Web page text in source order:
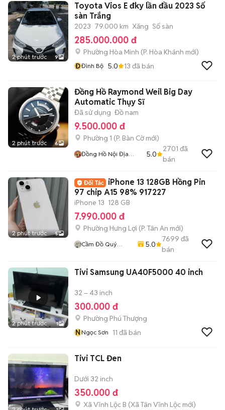
2 phút trước 9
Toyota Vios E đky lần đầu 2023 Số
sàn Trắng
2023 79.000 km Xăng Số sàn
285.000.000 đ
Phường Hòa Minh (P. Hòa Khánh mới)
ĐĐình Bộ 5.0 13 đã bán
2 phút trước 6
Đồng Hồ Raymond Weil Big Day
Automatic Thụy Sĩ
Đã sử dụng Đồ nam
9.500.000 đ
Phường 1 (P. Bàn Cờmới)
Đồng Hồ Nội Địa
5.0
2701 đã
bán
2 phút trước 5
iPhone 13 128GB Hồng Pin
97 chip A15 98% 917227
iPhone 13 128 GB
7.990.000 đ
Phường Hưng Lợi (P. Tân An mới)
Cầm Đồ Quý
5.0
7699 đã
bán
2 phút trước 1
Tivi Samsung UA40F5000 40 inch
32 – 43 inch
300.000 đ
Phường Phú Thượng
NNgọc Sơn 11 đã bán
Tivi TCL Đen
Dưới 32 inch
350.000 đ
Xã Vĩnh Lộc B (Xã Tân Vĩnh Lộc mới)